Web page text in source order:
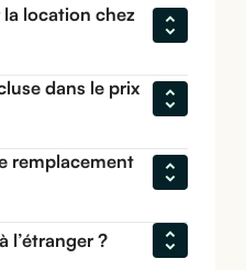
location chez
dans le prix
remplacement
l’étranger ?